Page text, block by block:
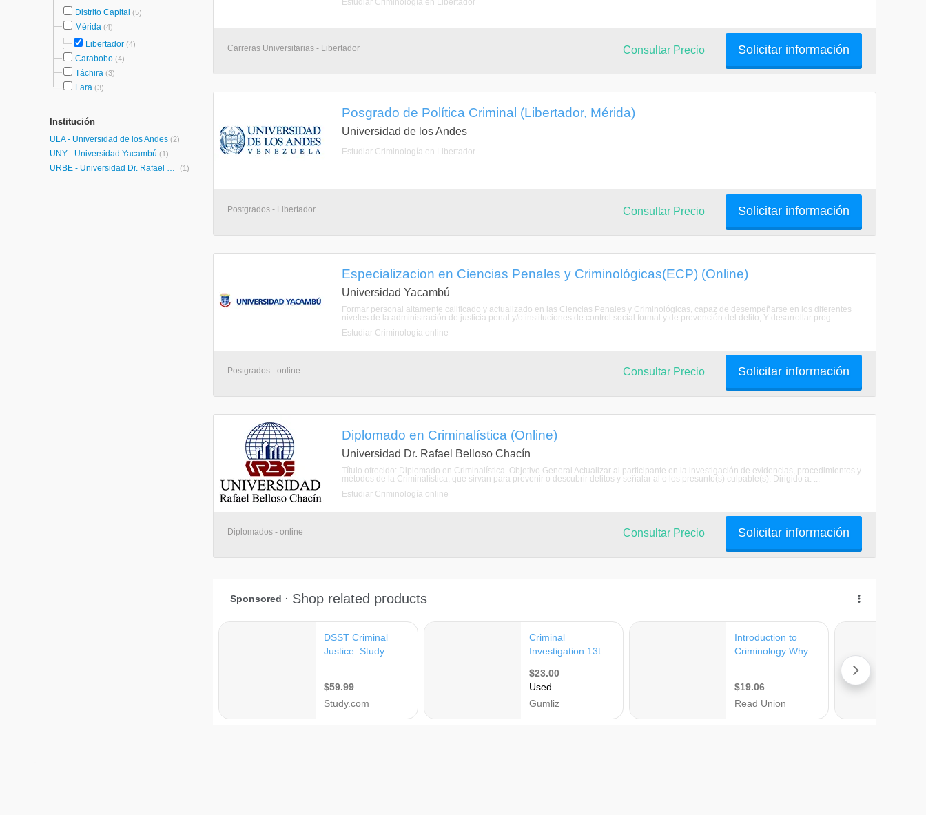
Distrito Capital (5)
Mérida (4)
Libertador (4)
Carabobo (4)
Táchira (3)
Lara (3)
Institución
ULA - Universidad de los Andes (2)
UNY - Universidad Yacambú (1)
URBE - Universidad Dr. Rafael Belloso Chacín (1)
Estudiar Criminología en Libertador
Carreras Universitarias - Libertador Solicitar información
Consultar Precio
Posgrado de Política Criminal (Libertador, Mérida)
Universidad de los Andes
Estudiar Criminología en Libertador
Postgrados - Libertador Solicitar información
Consultar Precio
Especializacion en Ciencias Penales y Criminológicas(ECP) (Online)
Universidad Yacambú
Formar personal altamente calificado y actualizado en las Ciencias Penales y Criminológicas, capaz de desempeñarse en los diferentes
niveles de la administración de justicia penal y/o instituciones de control social formal y de prevención del delito, Y desarrollar prog ...
Estudiar Criminología online
Postgrados - online Solicitar información
Consultar Precio
Diplomado en Criminalística (Online)
Universidad Dr. Rafael Belloso Chacín
Título ofrecido: Diplomado en Criminalística. Objetivo General Actualizar al participante en la investigación de evidencias, procedimientos y
métodos de la Criminalística, que sirvan para prevenir o descubrir delitos y señalar al o los presunto(s) culpable(s). Dirigido a: ...
Estudiar Criminología online
Diplomados - online Solicitar información
Consultar Precio